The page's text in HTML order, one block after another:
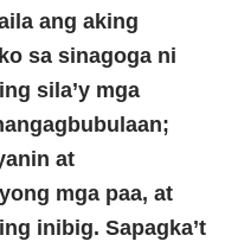
ang aking
sa sinagoga ni
sila’y mga
at
mga paa, at
inibig. Sapagka’t